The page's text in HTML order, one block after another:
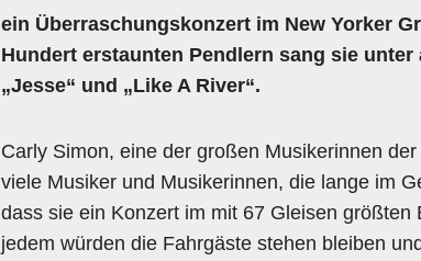
ein Überraschungskonzert im New Yorker
Hundert erstaunten Pendlern sang sie
„Jesse“ und „Like A River“.
Carly Simon, eine der großen Musikerinnen
viele Musiker und Musikerinnen, die lange im
dass sie ein Konzert im mit 67 Gleisen
jedem würden die Fahrgäste stehen bleiben